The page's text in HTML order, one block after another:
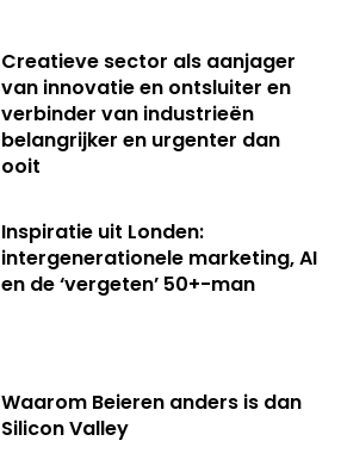
Creatieve sector als aanjager
van innovatie en ontsluiter en
verbinder van industrieën
belangrijker en urgenter dan
ooit
Inspiratie uit Londen:
intergenerationele marketing, AI
en de ‘vergeten’ 50+-man
Waarom Beieren anders is dan
Silicon Valley